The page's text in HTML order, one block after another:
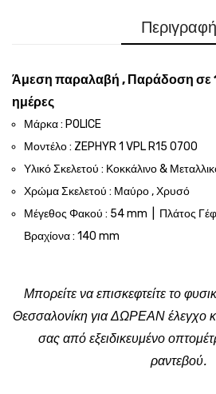
Περιγραφή
Άμεση παραλαβή , Παράδοση σε
ημέρες
Μάρκα : POLICE
Μοντέλο : ZEPHYR 1 VPL R15 0700
Υλικό Σκελετού : Κοκκάλινο &
Χρώμα Σκελετού : Μαύρο , Χρυσό
Μέγεθος Φακού : 54 mm | Πλάτος
Βραχίονα : 140 mm
Μπορείτε να επισκεφτείτε το
Θεσσαλονίκη για ΔΩΡΕΑΝ έλεγχο
σας από εξειδικευμένο
ραντεβού.